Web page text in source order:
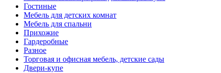
Гостиные
Мебель для детских комнат
Мебель для спальни
Прихожие
Гардеробные
Разное
Торговая и офисная мебель, детские сады
Двери-купе